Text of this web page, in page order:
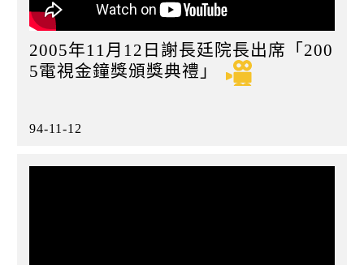
2005年11月12日謝長廷院長出席「200
5電視金鐘獎頒獎典禮」
94-11-12